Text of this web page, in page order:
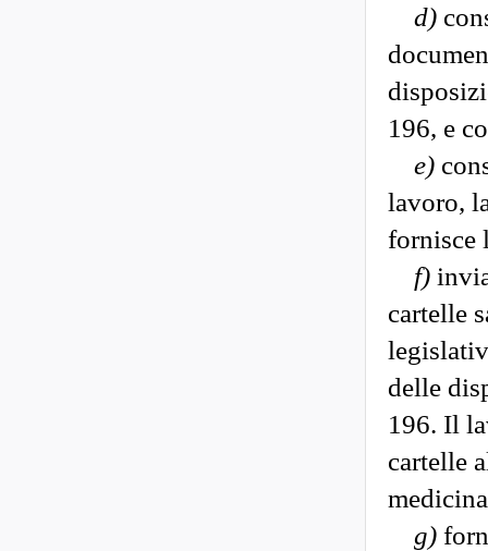
d)
196, e
e)
lavoro,
fornisce
f)
cartelle
delle
196. Il
cartelle
g)